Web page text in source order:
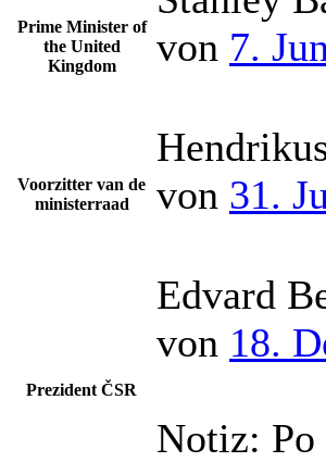
Prime Minister of
the United
Kingdom
von 7.
Voorzitter van de
ministerraad
von 31.
Prezident ČSR
Edvard
von 18.
Notiz: